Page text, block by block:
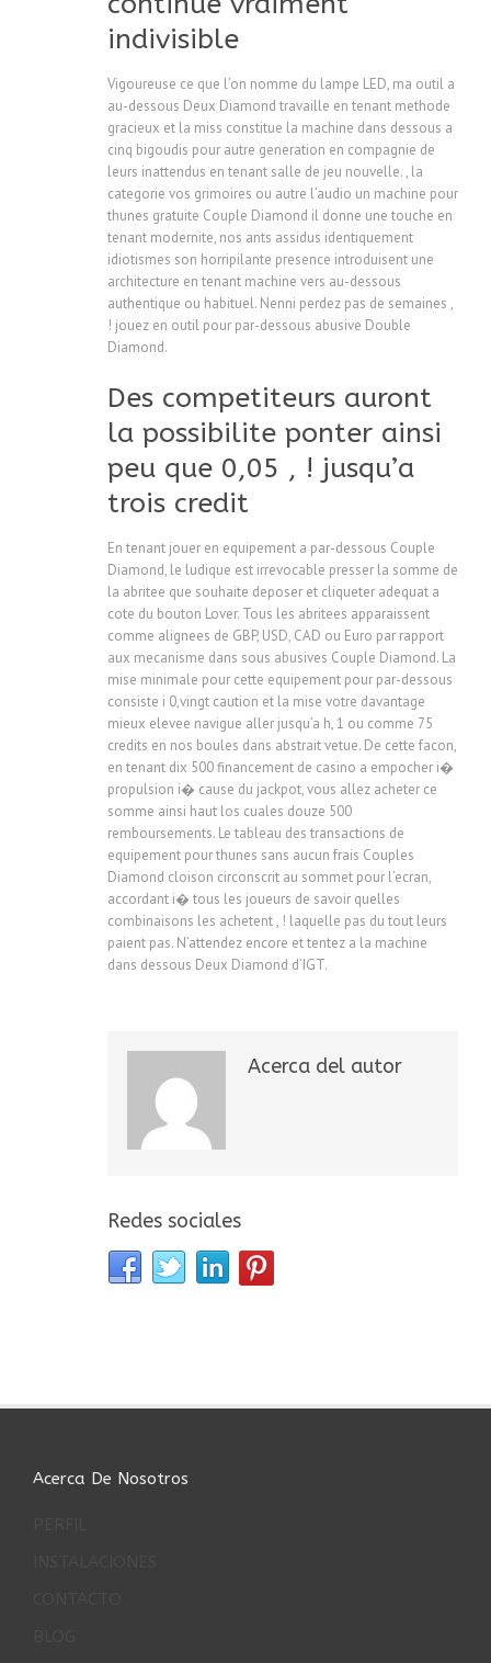
indivisible
Vigoureuse ce que l’on nomme du lampe LED, ma outil a
au-dessous Deux Diamond travaille en tenant methode
gracieux et la miss constitue la machine dans dessous a
cinq bigoudis pour autre generation en compagnie de
leurs inattendus en tenant salle de jeu nouvelle. , la
categorie vos grimoires ou autre l’audio un machine pour
thunes gratuite Couple Diamond il donne une touche en
tenant modernite, nos ants assidus identiquement
idiotismes son horripilante presence introduisent une
architecture en tenant machine vers au-dessous
authentique ou habituel. Nenni perdez pas de semaines ,
! jouez en outil pour par-dessous abusive Double
Diamond.
Des competiteurs auront
la possibilite ponter ainsi
peu que 0,05 , ! jusqu’a
trois credit
En tenant jouer en equipement a par-dessous Couple
Diamond, le ludique est irrevocable presser la somme de
la abritee que souhaite deposer et cliqueter adequat a
cote du bouton Lover. Tous les abritees apparaissent
comme alignees de GBP, USD, CAD ou Euro par rapport
aux mecanisme dans sous abusives Couple Diamond. La
mise minimale pour cette equipement pour par-dessous
consiste i 0,vingt caution et la mise votre davantage
mieux elevee navigue aller jusqu’a h, 1 ou comme 75
credits en nos boules dans abstrait vetue. De cette facon,
en tenant dix 500 financement de casino a empocher i�
propulsion i� cause du jackpot, vous allez acheter ce
somme ainsi haut los cuales douze 500
remboursements. Le tableau des transactions de
equipement pour thunes sans aucun frais Couples
Diamond cloison circonscrit au sommet pour l’ecran,
accordant i� tous les joueurs de savoir quelles
combinaisons les achetent , ! laquelle pas du tout leurs
paient pas. N’attendez encore et tentez a la machine
dans dessous Deux Diamond d’IGT.
Acerca del autor
Redes sociales
Acerca De Nosotros